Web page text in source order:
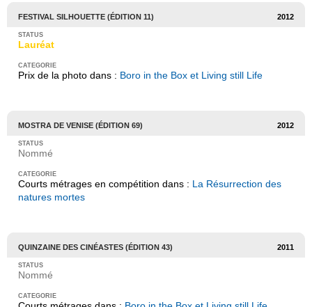
FESTIVAL SILHOUETTE (ÉDITION 11) 2012
Lauréat
Prix de la photo dans : Boro in the Box et Living still Life
MOSTRA DE VENISE (ÉDITION 69) 2012
Nommé
Courts métrages en compétition dans : La Résurrection des
natures mortes
QUINZAINE DES CINÉASTES (ÉDITION 43) 2011
Nommé